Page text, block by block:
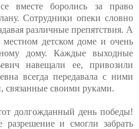
вместе боролись за право
Сотрудники опеки словно
различные препятствия. А
детском доме и очень
дому. Каждые выходные
навещали ее, привозили
всегда передавала с ними
своими руками.
долгожданный день победы!
и смогли забрать